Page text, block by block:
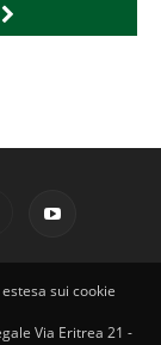
sui cookie
Via Eritrea 21 -